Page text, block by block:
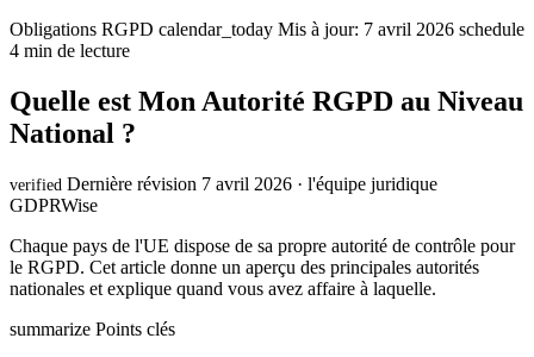
Obligations RGPD calendar_today Mis à jour: 7 avril 2026 schedule
4 min de lecture
Quelle est Mon Autorité RGPD au Niveau
National ?
verified Dernière révision 7 avril 2026 · l'équipe juridique
GDPRWise
Chaque pays de l'UE dispose de sa propre autorité de contrôle pour
le RGPD. Cet article donne un aperçu des principales autorités
nationales et explique quand vous avez affaire à laquelle.
summarize Points clés